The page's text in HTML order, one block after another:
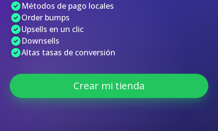
Métodos de pago locales
Order bumps
Upsells en un clic
Downsells
Altas tasas de conversión
Crear mi tienda